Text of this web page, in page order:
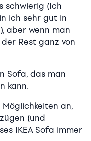
schwierig (Ich
ich sehr gut in
aber wenn man
Rest ganz von
Sofa, das man
kann.
an,
(und
IKEA Sofa immer